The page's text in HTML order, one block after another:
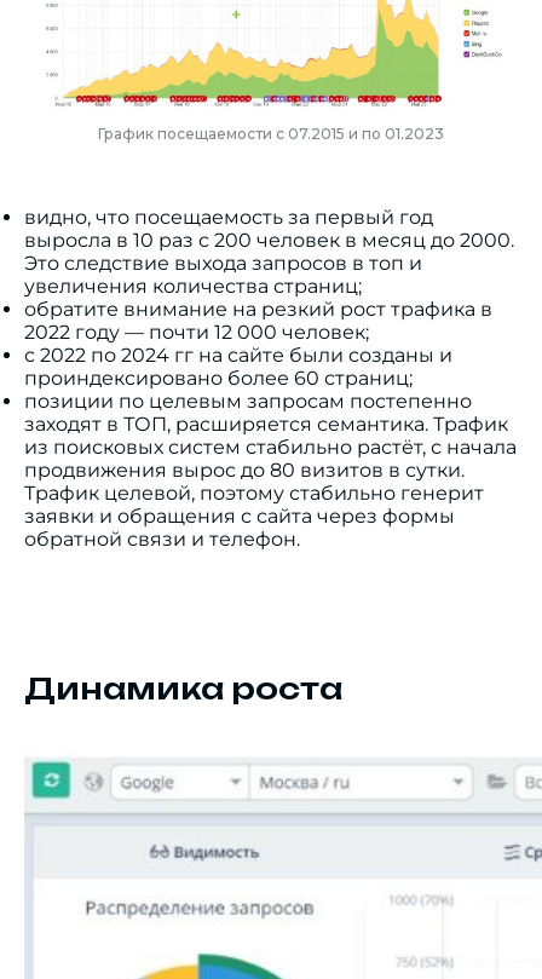
График посещаемости с 07.2015 и по 01.2023
видно, что посещаемость за первый год
выросла в 10 раз с 200 человек в месяц до 2000.
Это следствие выхода запросов в топ и
увеличения количества страниц;
обратите внимание на резкий рост трафика в
2022 году — почти 12 000 человек;
с 2022 по 2024 гг на сайте были созданы и
проиндексировано более 60 страниц;
позиции по целевым запросам постепенно
заходят в ТОП, расширяется семантика. Трафик
из поисковых систем стабильно растёт, с начала
продвижения вырос до 80 визитов в сутки.
Трафик целевой, поэтому стабильно генерит
заявки и обращения с сайта через формы
обратной связи и телефон.
Динамика роста